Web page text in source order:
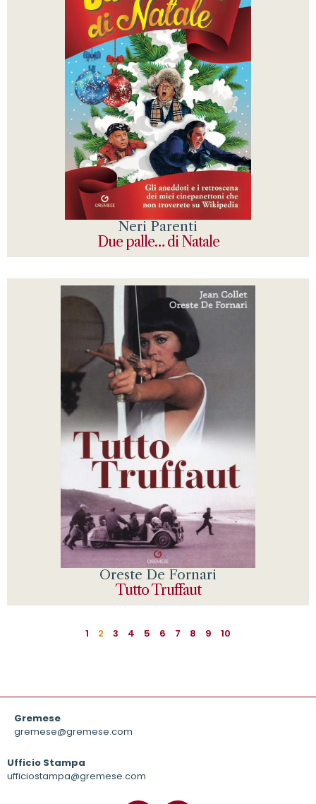
Neri Parenti
Due palle… di Natale
Oreste De Fornari
Tutto Truffaut
1 2 3 4 5 6 7 8 9 10
Gremese
gremese@gremese.com
Ufficio Stampa
ufficiostampa@gremese.com